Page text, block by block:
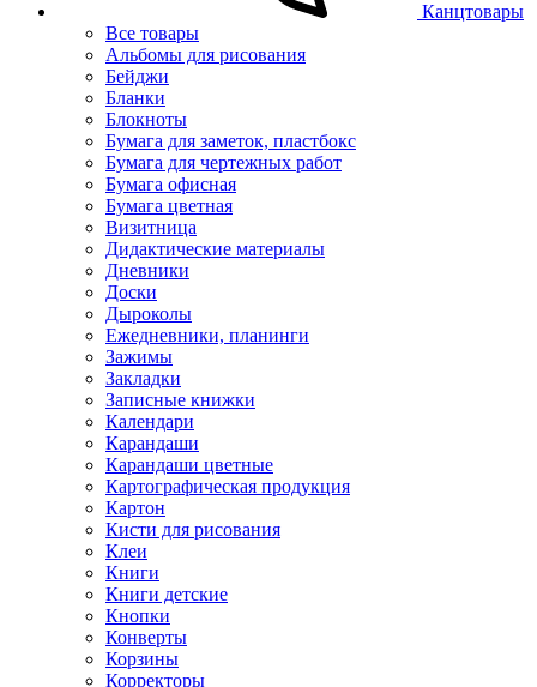
Канцтовары
Все товары
Альбомы для рисования
Бейджи
Бланки
Блокноты
Бумага для заметок, пластбокс
Бумага для чертежных работ
Бумага офисная
Бумага цветная
Визитница
Дидактические материалы
Дневники
Доски
Дыроколы
Ежедневники, планинги
Зажимы
Закладки
Записные книжки
Календари
Карандаши
Карандаши цветные
Картографическая продукция
Картон
Кисти для рисования
Клеи
Книги
Книги детские
Кнопки
Конверты
Корзины
Корректоры